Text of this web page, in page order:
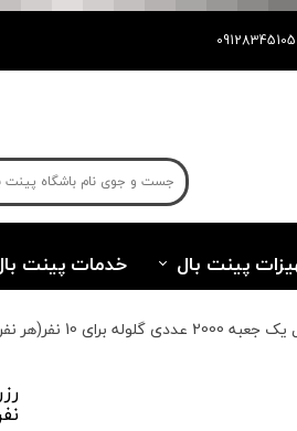
پینت بال خدمات پینت
نفر 200 عدد گلوله)